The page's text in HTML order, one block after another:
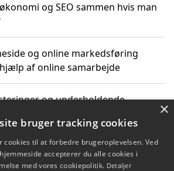
og SEO sammen hvis man
og online markedsføring
af online samarbejde
og underholdende
møder for virksomheder fremme
×
bruger tracking cookies
cookies til at forbedre brugeroplevelsen. Ved
accepterer du alle cookies i
med vores cookiepolitik. Detaljer